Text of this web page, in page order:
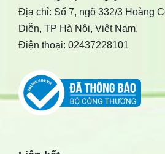
Địa chỉ: Số 7, ngõ 332/3 Hoàng
Diễn, TP Hà Nội, Việt Nam.
Điện thoại: 02437228101